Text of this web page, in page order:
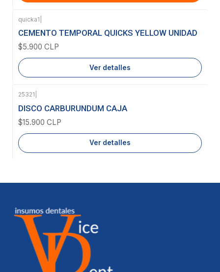
Agotado
quicka1
CEMENTO TEMPORAL QUICKS YELLOW UNIDAD
$5.900 CLP
Ver detalles
Agotado
25321
DISCO CARBURUNDUM CAJA
$15.900 CLP
Ver detalles